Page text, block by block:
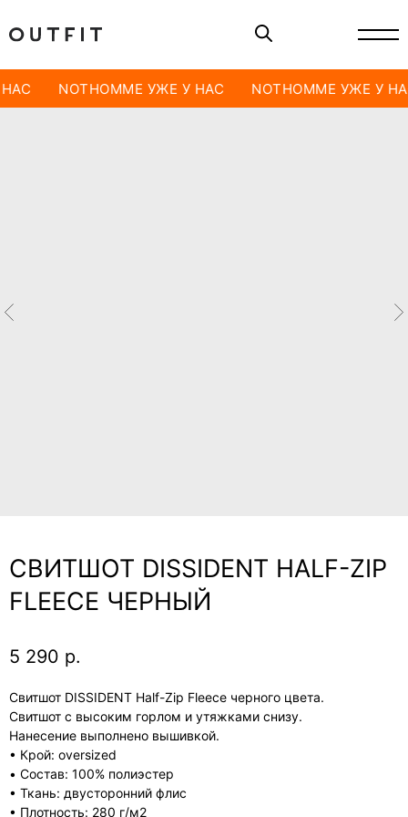
НАС NOTHOMME УЖЕ У НАС NOTHOMME УЖЕ У
СВИТШОТ DISSIDENT HALF-ZIP
FLEECE ЧЕРНЫЙ
5 290 р.
Свитшот DISSIDENT Half-Zip Fleece черного цвета.
Свитшот с высоким горлом и утяжками снизу.
Нанесение выполнено вышивкой.
• Крой: oversized
• Состав: 100% полиэстер
• Ткань: двусторонний флис
• Плотность: 280 г/м2